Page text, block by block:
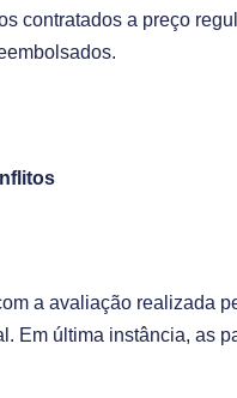
contratados a preço
a avaliação realizada
Em última instância, as